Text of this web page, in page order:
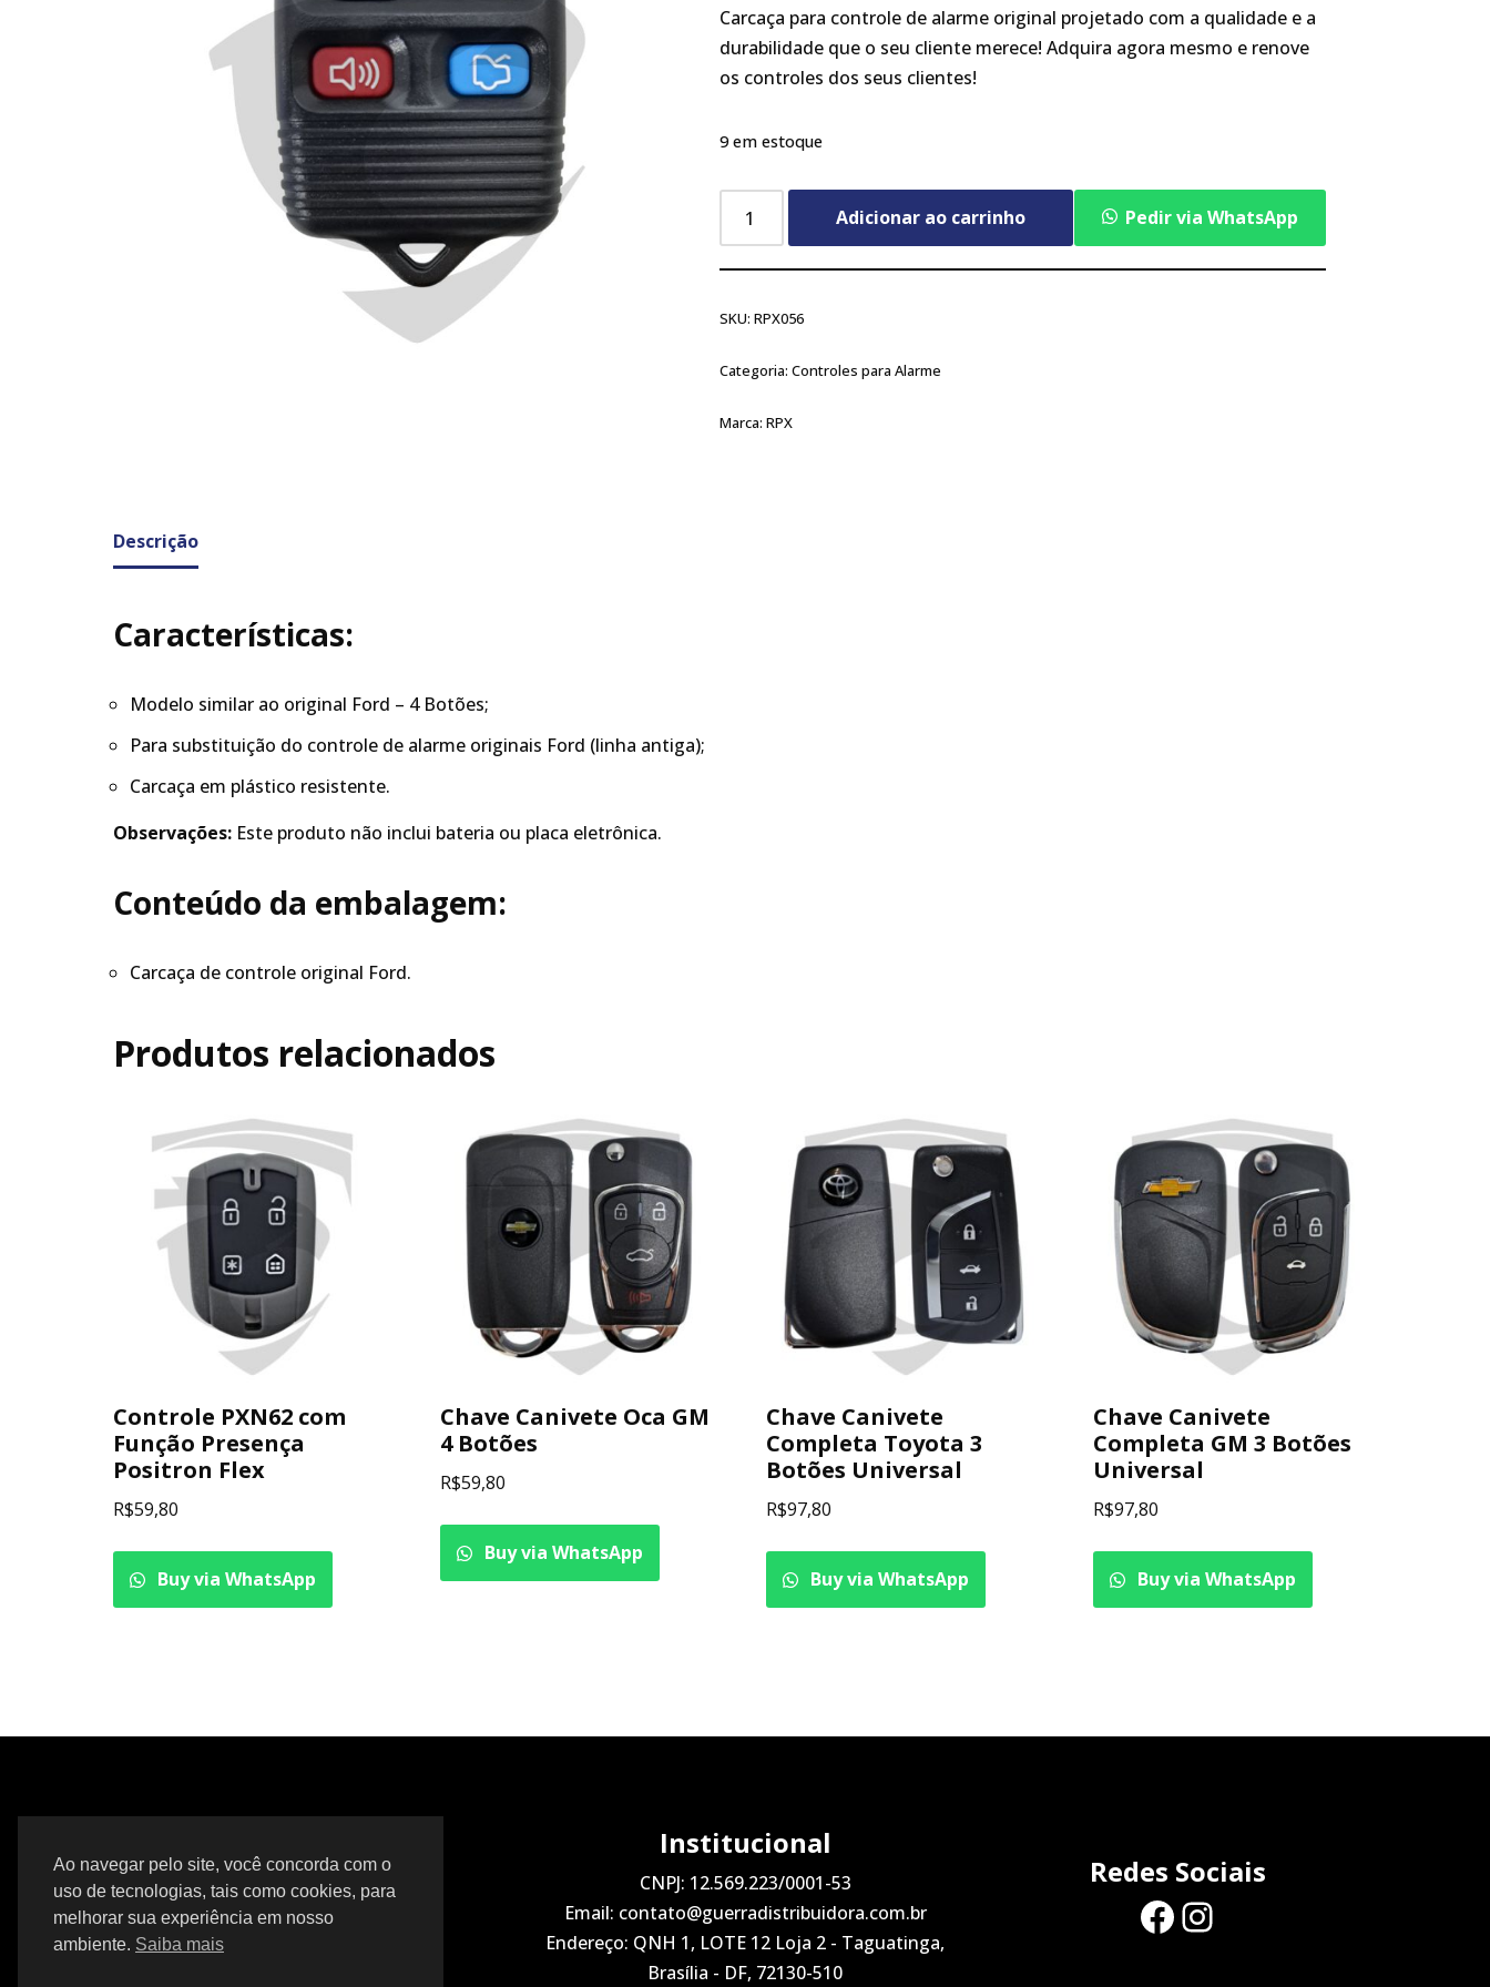
Carcaça para controle de alarme original projetado com a qualidade e a
durabilidade que o seu cliente merece! Adquira agora mesmo e renove
os controles dos seus clientes!
9 em estoque
Adicionar ao carrinho Pedir via WhatsApp
SKU:RPX056
Categoria:Controles para Alarme
Marca:RPX
Descrição
Características:
Modelo similar ao original Ford – 4 Botões;
Para substituição do controle de alarme originais Ford (linha antiga);
Carcaça em plástico resistente.
Observações: Este produto não inclui bateria ou placa eletrônica.
Conteúdo da embalagem:
Carcaça de controle original Ford.
Produtos relacionados
Controle PXN62 com
Função Presença
Positron Flex
R$59,80
Buy via WhatsApp
Chave Canivete Oca GM
4 Botões
R$59,80
Buy via WhatsApp
Chave Canivete
Completa Toyota 3
Botões Universal
R$97,80
Buy via WhatsApp
Chave Canivete
Completa GM 3 Botões
Universal
R$97,80
Buy via WhatsApp
Institucional
CNPJ: 12.569.223/0001-53
Email: contato@guerradistribuidora.com.br
Endereço: QNH 1, LOTE 12 Loja 2 - Taguatinga,
Brasília - DF, 72130-510
Redes Sociais
Ao navegar pelo site, você concorda com o
uso de tecnologias, tais como cookies, para
melhorar sua experiência em nosso
ambiente. Saiba mais